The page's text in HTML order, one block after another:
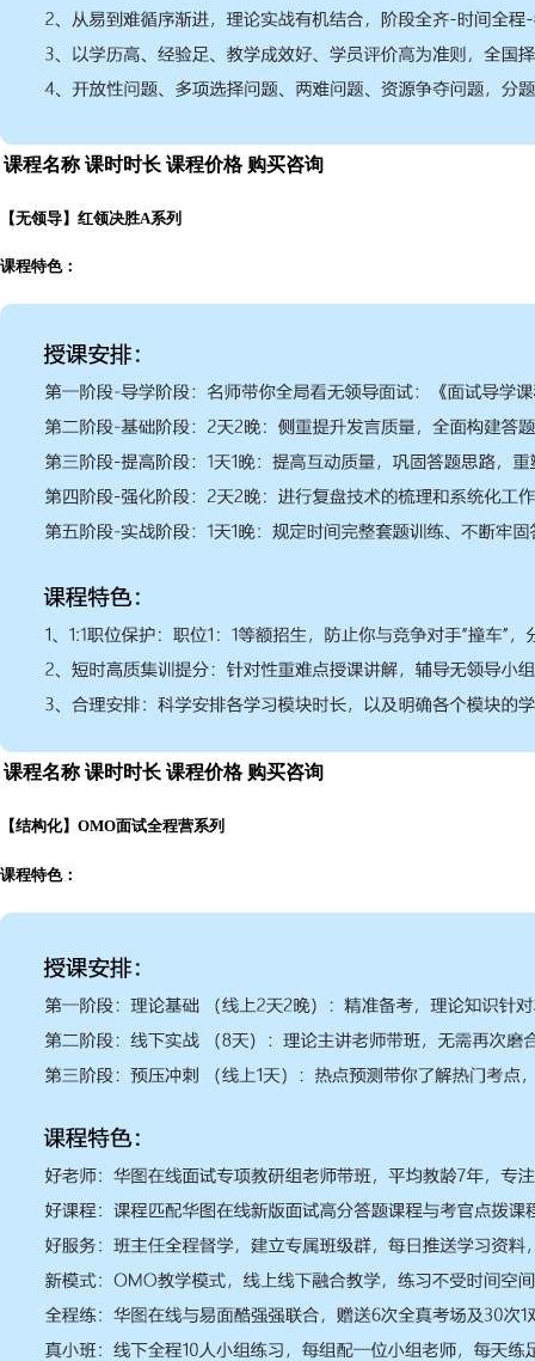
课程名称 课时时长 课程价格 购买咨询
【无领导】红领决胜A系列
课程特色：
课程名称 课时时长 课程价格 购买咨询
【结构化】OMO面试全程营系列
课程特色：